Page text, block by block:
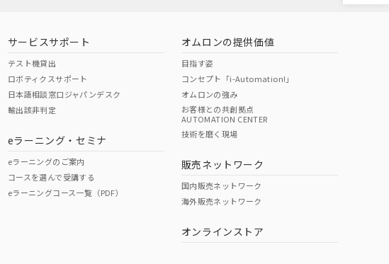
サービスサポート
テスト機貸出
ロボティクスサポート
日本語相談窓口ジャパンデスク
輸出該非判定
eラーニング・セミナ
eラーニングのご案内
コースを選んで受講する
eラーニングコース一覧（PDF）
オムロンの提供価値
目指す姿
コンセプト「i-Automation!」
オムロンの強み
お客様との共創拠点
AUTOMATION CENTER
技術を磨く現場
販売ネットワーク
国内販売ネットワーク
海外販売ネットワーク
オンラインストア